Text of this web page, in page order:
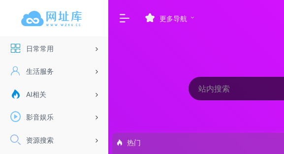
日常常用
生活服务
AI相关
影音娱乐
资源搜索
更多导航
热门